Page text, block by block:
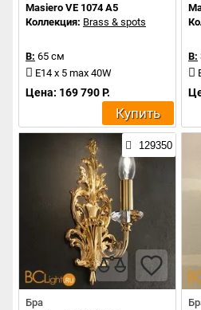
Masiero VE 1074 A5
Коллекция: Brass & spots
В: 65 см
E14 x 5 max 40W
Цена: 169 790 Р.
Купить
В:
129350
Бра